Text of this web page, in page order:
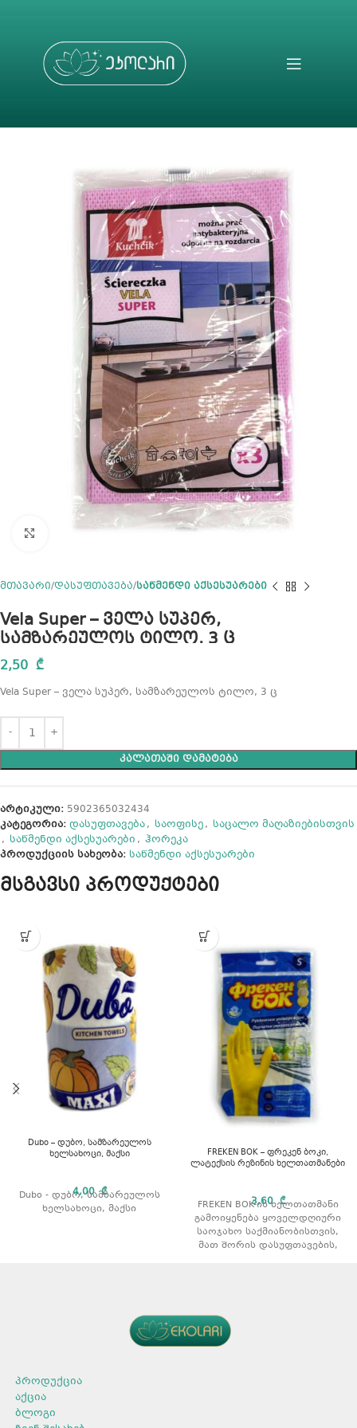
Click to enlarge
მთავარი დასუფთავება საწმენდი აქსესუარები
Vela Super – ველა სუპერ,
სამზარეულოს ტილო, 3 ც
2,50 ₾
Vela Super – ველა სუპერ, სამზარეულოს ტილო, 3 ც
ᲙᲐᲚᲐᲗᲐᲨᲘ ᲓᲐᲛᲐᲢᲔᲑᲐ
არტიკული: 5902365032434
კატეგორია: დასუფთავება, საოფისე, საცალო მაღაზიებისთვის
, საწმენდი აქსესუარები , ჰორეკა
პროდუქციის სახეობა: საწმენდი აქსესუარები
მსგავსი პროდუქტები
Dubo – დუბო, სამზარეულოს
ხელსახოცი, მაქსი
4,00₾
Dubo - დუბო, სამზარეულოს
ხელსახოცი, მაქსი
FREKEN BOK – ფრეკენ ბოკი,
ლატექსის რეზინის ხელთათმანები
3,60₾
FREKEN BOK-ის ხელთათმანი
გამოიყენება ყოველდღიური
საოჯახო საქმიანობისთვის,
მათ შორის დასუფთავების,
საწინააღმდეგო ზედაპირი.
ბამბის შიდა ფენა იცავს
ხელებს სინესტისა და
პროდუქცია
აქცია
ბლოგი